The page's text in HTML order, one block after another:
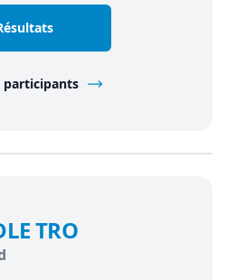
participants
TRO